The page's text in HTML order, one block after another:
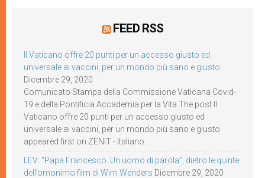
FEED RSS
Il Vaticano offre 20 punti per un accesso giusto ed
universale ai vaccini, per un mondo più sano e giusto
Dicembre 29, 2020
Comunicato Stampa della Commissione Vaticana Covid-
19 e della Pontificia Accademia per la Vita The post Il
Vaticano offre 20 punti per un accesso giusto ed
universale ai vaccini, per un mondo più sano e giusto
appeared first on ZENIT - Italiano.
LEV: “Papa Francesco. Un uomo di parola”, dietro le quinte
dell’omonimo film di Wim Wenders Dicembre 29, 2020